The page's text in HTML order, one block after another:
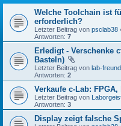
Welche Toolchain ist
erforderlich?
Letzter Beitrag von psclab38
Antworten: 7
Erledigt - Verschenke
Basteln)
Letzter Beitrag von lab-freund
Antworten: 2
Verkaufe c-Lab:
Letzter Beitrag von
Antworten: 3
Display zeigt falsche